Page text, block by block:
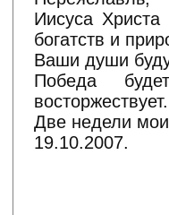
Иисуса
богатств и
Ваши души
Победа
восторжествует.
Две недели
19.10.2007.